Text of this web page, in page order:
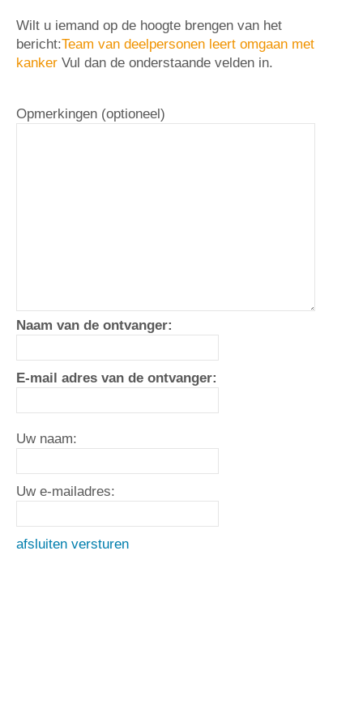
Wilt u iemand op de hoogte brengen van het
bericht:Team van deelpersonen leert omgaan met
kanker Vul dan de onderstaande velden in.
Opmerkingen (optioneel)
Naam van de ontvanger:
E-mail adres van de ontvanger:
Uw naam:
Uw e-mailadres:
afsluiten versturen